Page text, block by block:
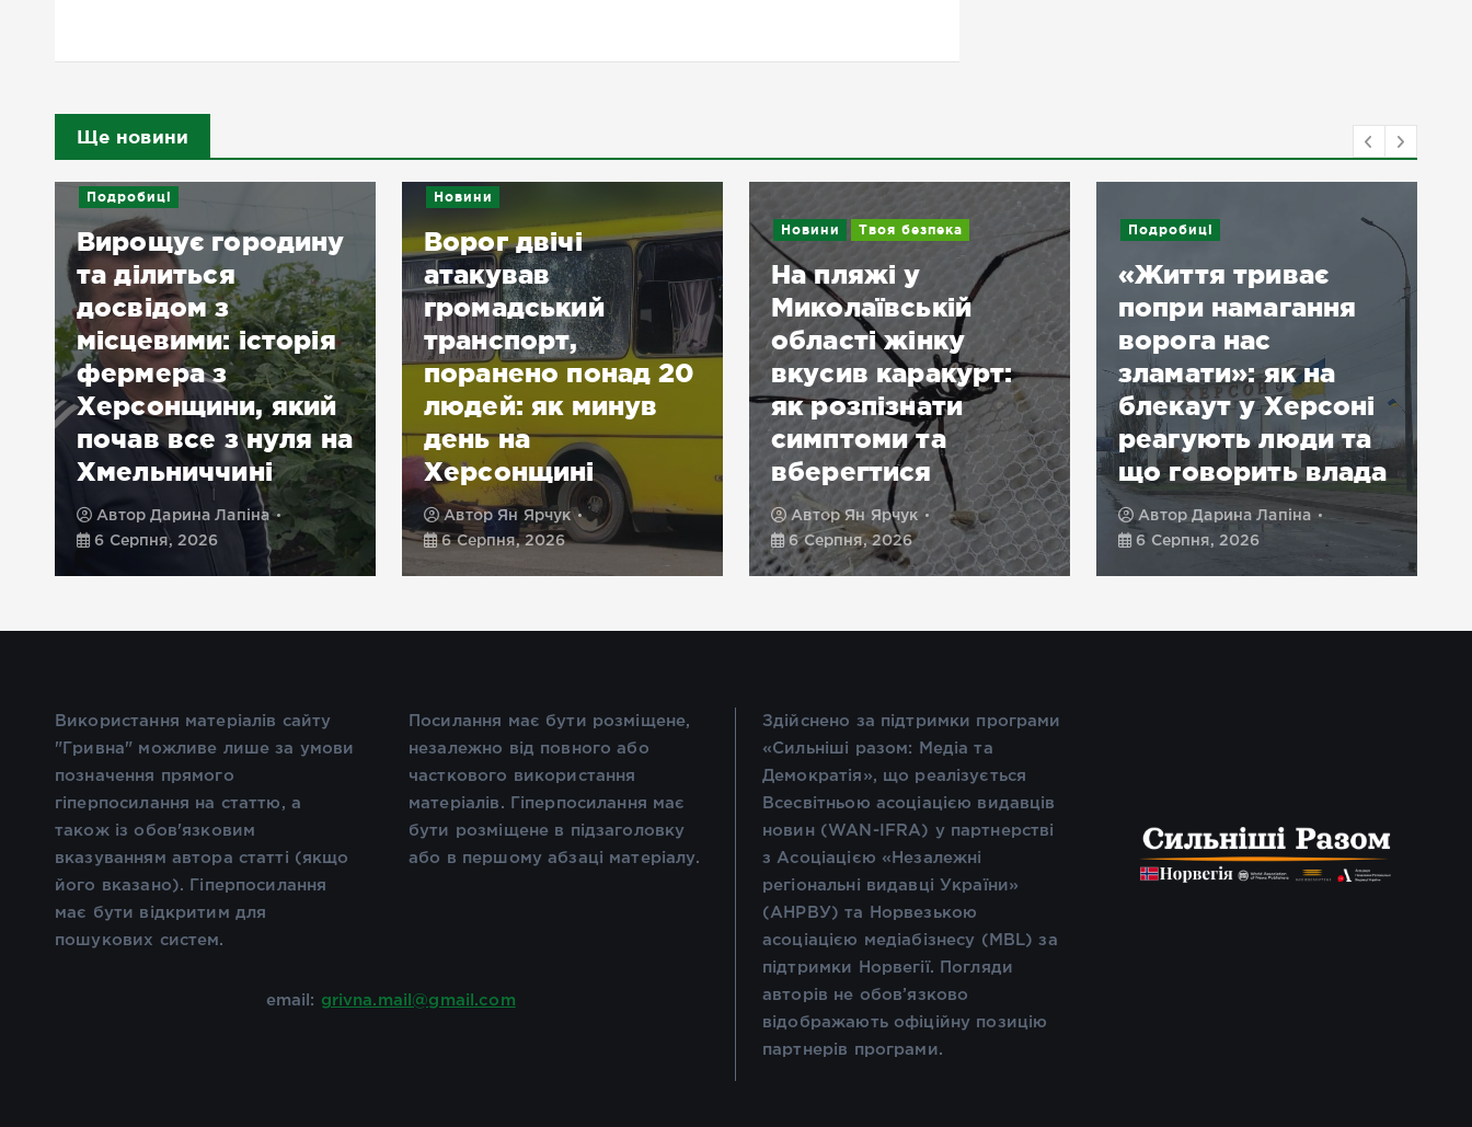
Ще новини
Подробиці
Вирощує городину
та ділиться
досвідом з
місцевими: історія
фермера з
Херсонщини, який
почав все з нуля на
Хмельниччині
АвторДарина Лапіна
6 Серпня, 2026
Новини
Ворог двічі
атакував
громадський
транспорт,
поранено понад 20
людей: як минув
день на
Херсонщині
АвторЯн Ярчук
6 Серпня, 2026
Новини Твоя безпека
На пляжі у
Миколаївській
області жінку
вкусив каракурт:
як розпізнати
симптоми та
вберегтися
АвторЯн Ярчук
6 Серпня, 2026
Подробиці
«Життя триває
попри намагання
ворога нас
зламати»: як на
блекаут у Херсоні
реагують люди та
що говорить влада
АвторДарина Лапіна
6 Серпня, 2026
Використання матеріалів сайту
"Гривна" можливе лише за умови
позначення прямого
гіперпосилання на статтю, а
також із обов'язковим
вказуванням автора статті (якщо
його вказано). Гіперпосилання
має бути відкритим для
пошукових систем.
email: grivna.mail@gmail.com
Посилання має бути розміщене,
незалежно від повного або
часткового використання
матеріалів. Гіперпосилання має
бути розміщене в підзаголовку
або в першому абзаці матеріалу.
Здійснено за підтримки програми
«Сильніші разом: Медіа та
Демократія», що реалізується
Всесвітньою асоціацією видавців
новин (WAN-IFRA) у партнерстві
з Асоціацією «Незалежні
регіональні видавці України»
(АНРВУ) та Норвезькою
асоціацією медіабізнесу (MBL) за
підтримки Норвегії. Погляди
авторів не обов’язково
відображають офіційну позицію
партнерів програми.